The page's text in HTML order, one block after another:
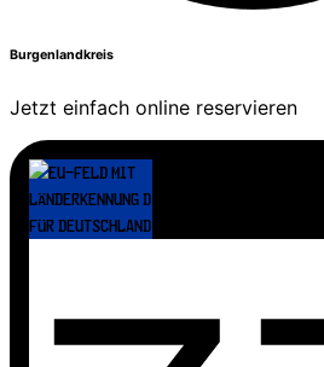
Burgenlandkreis
Jetzt einfach online reservieren